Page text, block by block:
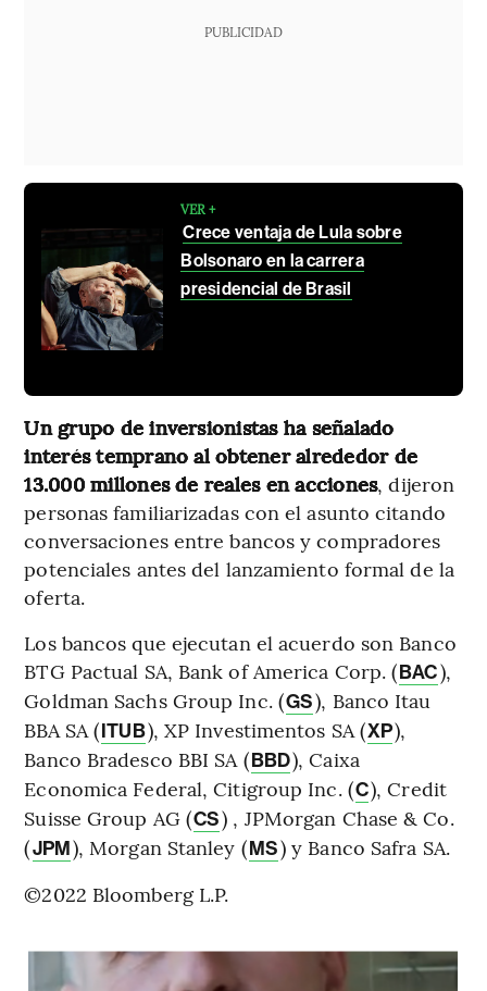
PUBLICIDAD
VER +
Crece ventaja de Lula sobre
Bolsonaro en la carrera
presidencial de Brasil
Un grupo de inversionistas ha señalado
interés temprano al obtener alrededor de
13.000 millones de reales en acciones, dijeron
personas familiarizadas con el asunto citando
conversaciones entre bancos y compradores
potenciales antes del lanzamiento formal de la
oferta.
Los bancos que ejecutan el acuerdo son Banco
BTG Pactual SA, Bank of America Corp. (BAC),
Goldman Sachs Group Inc. (GS), Banco Itau
BBA SA (ITUB), XP Investimentos SA (XP),
Banco Bradesco BBI SA (BBD), Caixa
Economica Federal, Citigroup Inc. (C), Credit
Suisse Group AG (CS) , JPMorgan Chase & Co.
(JPM), Morgan Stanley (MS) y Banco Safra SA.
©2022 Bloomberg L.P.